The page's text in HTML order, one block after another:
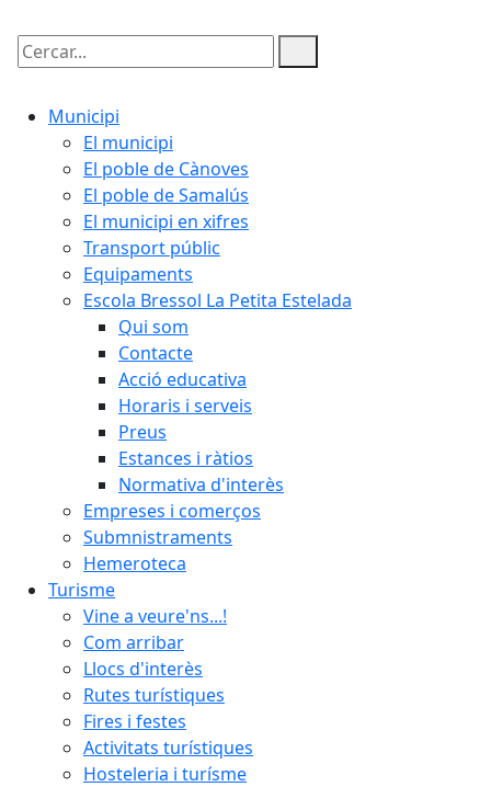
Cercar:
Municipi
El municipi
El poble de Cànoves
El poble de Samalús
El municipi en xifres
Transport públic
Equipaments
Escola Bressol La Petita Estelada
Qui som
Contacte
Acció educativa
Horaris i serveis
Preus
Estances i ràtios
Normativa d'interès
Empreses i comerços
Submnistraments
Hemeroteca
Turisme
Vine a veure'ns...!
Com arribar
Llocs d'interès
Rutes turístiques
Fires i festes
Activitats turístiques
Hosteleria i turísme